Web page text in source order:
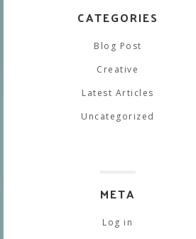
CATEGORIES
Blog Post
Creative
Latest Articles
Uncategorized
META
Log in